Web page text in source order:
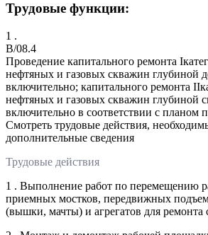
Трудовые функции:
1 .
B/08.4
Проведение капитального ремонта
нефтяных и газовых скважин глубиной
включительно; капитального ремонта
нефтяных и газовых скважин глубиной
включительно в соответствии с планом
Смотреть трудовые действия,
дополнительные сведения
Трудовые действия
1 . Выполнение работ по перемещению
приемных мостков, передвижных
(вышки, мачты) и агрегатов для ремонта